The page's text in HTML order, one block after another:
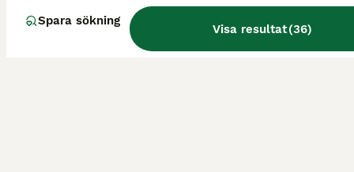
Spara sökning
Visa resultat(36)